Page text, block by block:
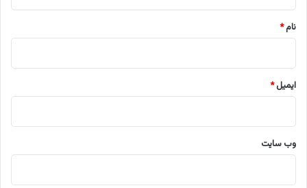
نام*
ایمیل*
وب‌ سایت